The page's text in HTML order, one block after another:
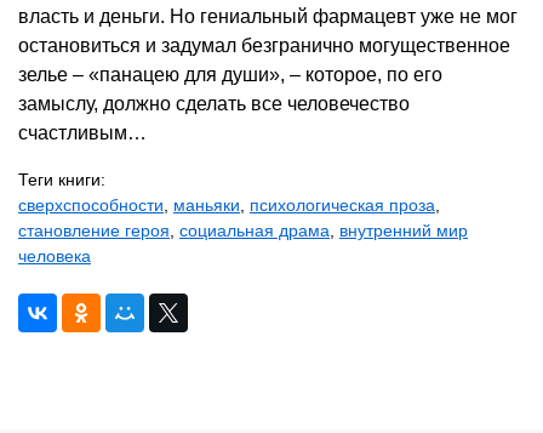
власть и деньги. Но гениальный фармацевт уже не мог
остановиться и задумал безгранично могущественное
зелье – «панацею для души», – которое, по его
замыслу, должно сделать все человечество
счастливым…
Теги книги:
сверхспособности, маньяки, психологическая проза,
становление героя, социальная драма, внутренний мир
человека